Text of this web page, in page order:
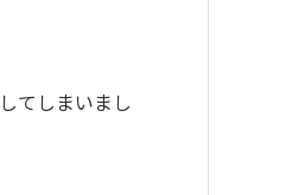
てしまいまし